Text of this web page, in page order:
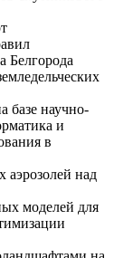
Белгорода
базе научно-
и
в
над
моделей для